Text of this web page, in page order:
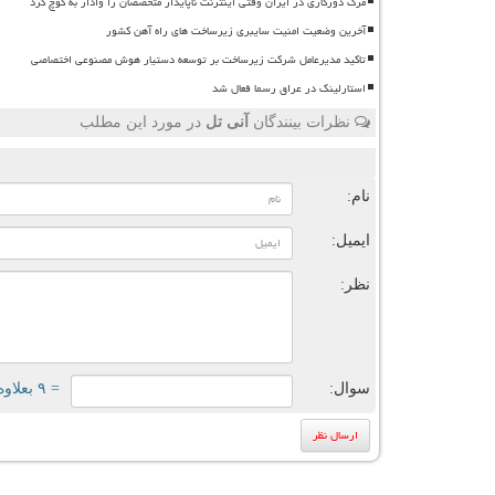
آخرین وضعیت امنیت سایبری زیرساخت های راه آهن کشور
تاکید مدیرعامل شرکت زیرساخت بر توسعه دستیار هوش مصنوعی اختصاصی
استارلینک در عراق رسما فعال شد
نظرات بینندگان آنی تل در مورد این مطلب
نام:
ایمیل:
نظر:
سوال: = ۹ بعلاوه ۴